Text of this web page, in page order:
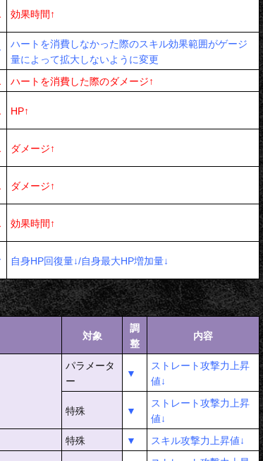
効果時間↑
ハートを消費しなかった際のスキル効果範囲がゲージ
量によって拡大しないように変更
ハートを消費した際のダメージ↑
HP↑
ダメージ↑
ダメージ↑
効果時間↑
自身HP回復量↓/自身最大HP増加量↓
対象
調
整
内容
パラメータ
ー
▼
ストレート攻撃力上昇
値↓
特殊 ▼
ストレート攻撃力上昇
値↓
特殊 ▼ スキル攻撃力上昇値↓